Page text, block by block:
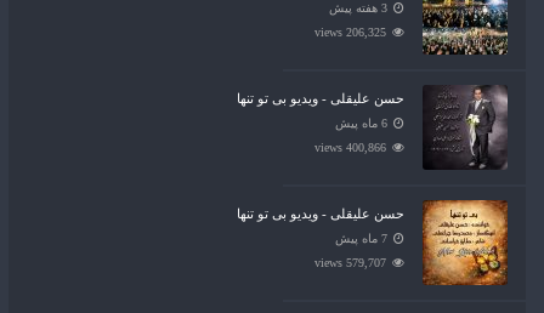
3 هفته پیش
206,325 views
حسن علیقلی - ویدیو بی تو تنها
6 ماه پیش
400,866 views
حسن علیقلی - ویدیو بی تو تنها
7 ماه پیش
579,707 views